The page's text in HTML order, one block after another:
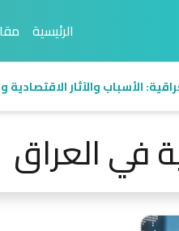
الرئيسية
الأسباب والآثار الاقتصادية
في العراق